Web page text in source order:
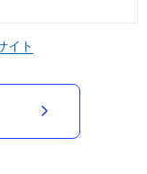
イト